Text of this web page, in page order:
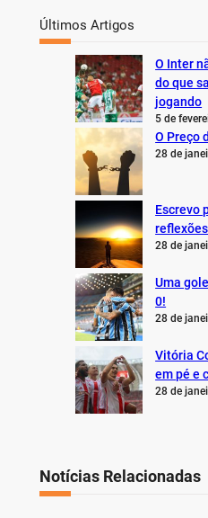
Últimos Artigos
O Inter
do que
jogando
5 de
O Preço
28 de
Escrevo
28 de
Uma
0!
28 de
Vitória
em pé e
28 de
Notícias Relacionadas